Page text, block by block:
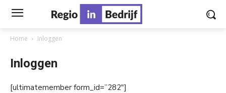
Home Inloggen
Inloggen
[ultimatemember form_id=”282″]